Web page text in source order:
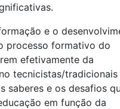
e o
processo formativo do
efetivamente da
tecnicistas/tradicionais
saberes e os desafios
em função da